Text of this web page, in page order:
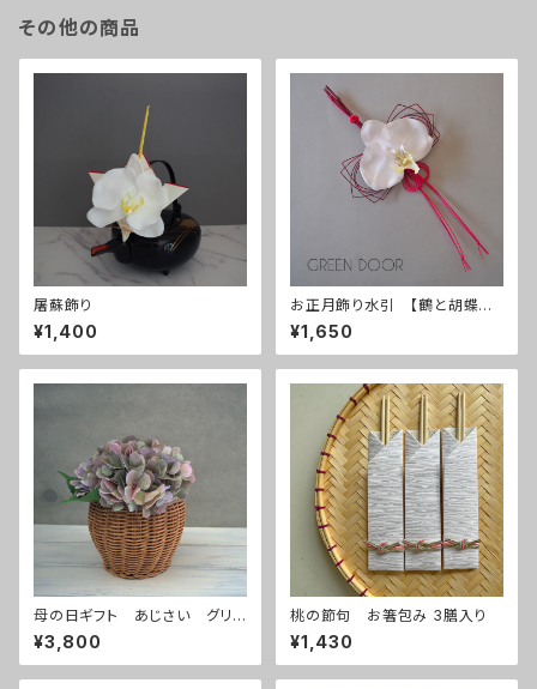
その他の商品
屠蘇飾り
¥1,400
お正月飾り水引 【鶴と胡蝶蘭】
赤
¥1,650
母の日ギフト あじさい グリ
ーンピンク
¥3,800
桃の節句 お箸包み 3膳入り
¥1,430